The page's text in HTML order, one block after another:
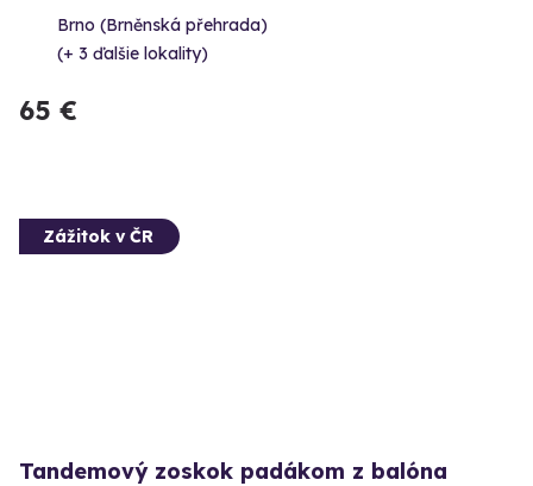
Brno (Brněnská přehrada)
(+ 3 ďalšie lokality)
65 €
Zážitok v ČR
Tandemový zoskok padákom z balóna